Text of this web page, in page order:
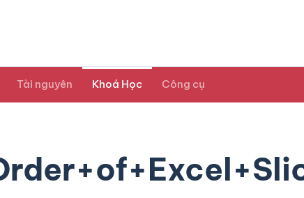
Tài nguyên Khoá Học Công cụ